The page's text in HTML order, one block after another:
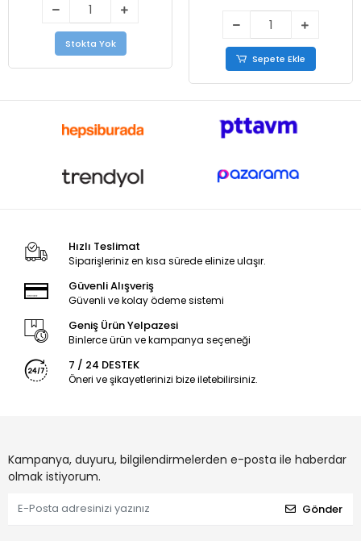
Stokta Yok
Sepete Ekle
Hızlı Teslimat
Siparişleriniz en kısa sürede elinize ulaşır.
Güvenli Alışveriş
Güvenli ve kolay ödeme sistemi
Geniş Ürün Yelpazesi
Binlerce ürün ve kampanya seçeneği
7 / 24 DESTEK
Öneri ve şikayetlerinizi bize iletebilirsiniz.
Kampanya, duyuru, bilgilendirmelerden e-posta ile haberdar
olmak istiyorum.
Gönder